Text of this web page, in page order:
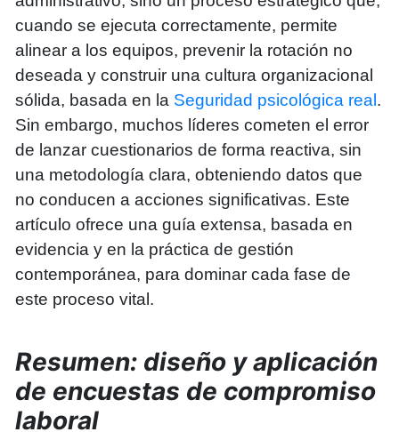
cuando se ejecuta correctamente, permite
alinear a los equipos, prevenir la rotación no
deseada y construir una cultura organizacional
sólida, basada en la Seguridad psicológica real .
Sin embargo, muchos líderes cometen el error
de lanzar cuestionarios de forma reactiva, sin
una metodología clara, obteniendo datos que
no conducen a acciones significativas. Este
artículo ofrece una guía extensa, basada en
evidencia y en la práctica de gestión
contemporánea, para dominar cada fase de
este proceso vital.
Resumen: diseño y aplicación
de encuestas de compromiso
laboral